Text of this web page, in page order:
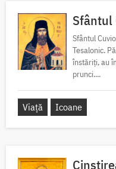
Sfântul
Sfântul
Tesalonic.
înstăriți, au
prunci....
Viață Icoane